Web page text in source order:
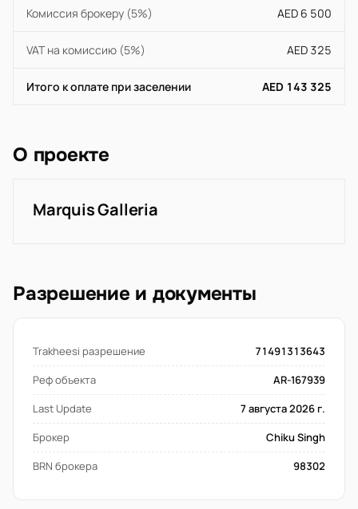
Комиссия брокеру (5%) AED 6 500
VAT на комиссию (5%) AED 325
Итого к оплате при заселении AED 143 325
О проекте
Marquis Galleria
Разрешение и документы
Trakheesi разрешение
71491313643
Реф объекта
AR-167939
Last Update
7 августа 2026 г.
Брокер
Chiku Singh
BRN брокера
98302